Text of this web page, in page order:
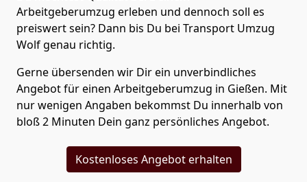
Arbeitgeberumzug erleben und dennoch soll es
preiswert sein? Dann bis Du bei Transport Umzug
Wolf genau richtig.
Gerne übersenden wir Dir ein unverbindliches
Angebot für einen Arbeitgeberumzug in Gießen. Mit
nur wenigen Angaben bekommst Du innerhalb von
bloß 2 Minuten Dein ganz persönliches Angebot.
Kostenloses Angebot erhalten